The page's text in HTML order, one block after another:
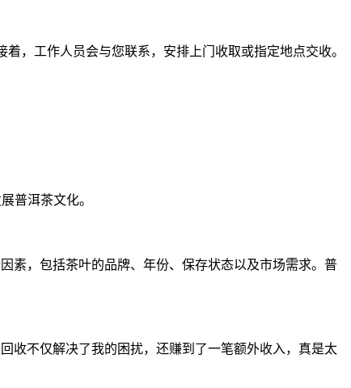
，工作人员会与您联系，安排上门收取或指定地点交收。
普洱茶文化。
素，包括茶叶的品牌、年份、保存状态以及市场需求。普
收不仅解决了我的困扰，还赚到了一笔额外收入，真是太